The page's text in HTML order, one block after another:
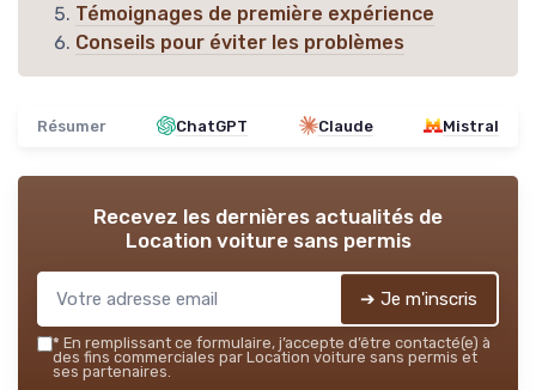
Témoignages de première expérience
Conseils pour éviter les problèmes
Résumer ChatGPT Claude Mistral
Recevez les dernières actualités de
Location voiture sans permis
➔ Je m'inscris
* En remplissant ce formulaire, j’accepte d’être contacté(e) à
des fins commerciales par Location voiture sans permis et
ses partenaires.